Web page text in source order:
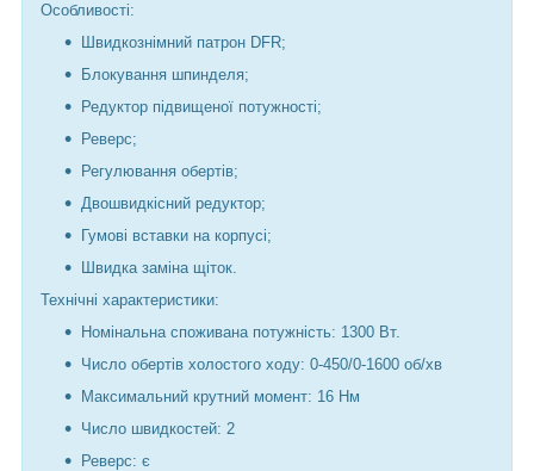
Особливості:
Швидкознімний патрон DFR;
Блокування шпинделя;
Редуктор підвищеної потужності;
Реверс;
Регулювання обертів;
Двошвидкісний редуктор;
Гумові вставки на корпусі;
Швидка заміна щіток.
Технічні характеристики:
Номінальна споживана потужність: 1300 Вт.
Число обертів холостого ходу: 0-450/0-1600 об/хв
Максимальний крутний момент: 16 Hм
Число швидкостей: 2
Реверс: є